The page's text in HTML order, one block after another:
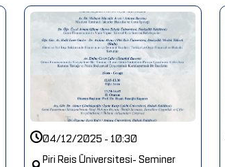
04/12/2025 - 10:30
Piri Reis Üniversitesi- Seminer